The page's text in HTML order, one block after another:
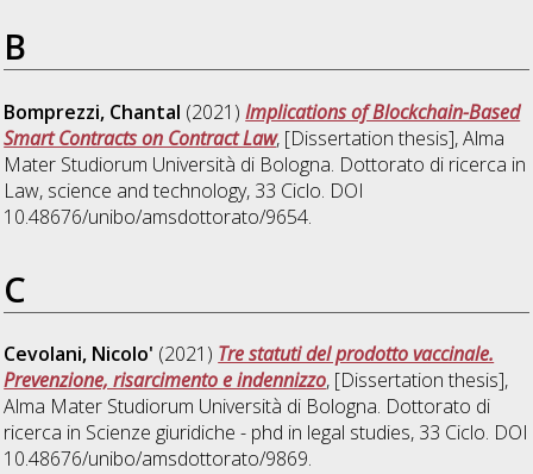
B
Bomprezzi, Chantal (2021)Implications of Blockchain-Based
Smart Contracts on Contract Law, [Dissertation thesis], Alma
Mater Studiorum Università di Bologna. Dottorato di ricerca in
Law, science and technology, 33 Ciclo. DOI
10.48676/unibo/amsdottorato/9654.
C
Cevolani, Nicolo' (2021) Tre statuti del prodotto vaccinale.
Prevenzione, risarcimento e indennizzo, [Dissertation thesis],
Alma Mater Studiorum Università di Bologna. Dottorato di
ricerca in Scienze giuridiche - phd in legal studies, 33 Ciclo. DOI
10.48676/unibo/amsdottorato/9869.